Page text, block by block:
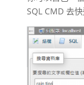
SQL CMD 去